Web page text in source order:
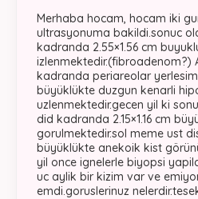
Merhaba hocam, hocam iki
ultrasyonuma bakildi.sonuc
kadranda 2.55×1.56 cm
izlenmektedir.(fibroadenom?)
kadranda periareolar
büyüklükte duzgun kenarli
uzlenmektedir.gecen yil ki
did kadranda 2.15×1.16 cm
gorulmektedir.sol meme ust
büyüklükte anekoik kist
yil once ignelerle biyopsi
uc aylik bir kizim var ve
emdi.goruslerinuz